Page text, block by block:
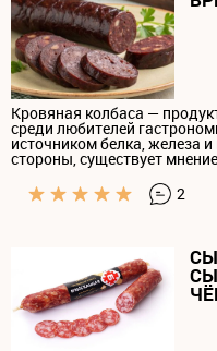
Кровяная колбаса —
среди любителей
источником белка, железа
стороны, существует
2